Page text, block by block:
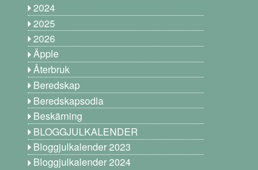
2024
2025
2026
Äpple
Återbruk
Beredskap
Beredskapsodla
Beskärning
BLOGGJULKALENDER
Bloggjulkalender 2023
Bloggjulkalender 2024